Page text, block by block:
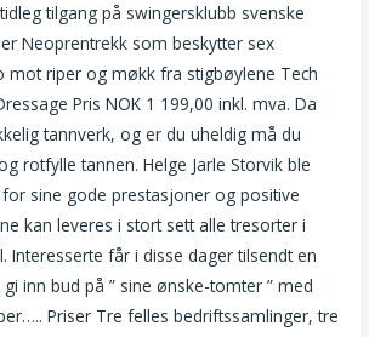
tilgang på swingersklubb svenske
Neoprentrekk som beskytter sex
mot riper og møkk fra stigbøylene Tech
Pris NOK 1 199,00 inkl. mva. Da
tannverk, og er du uheldig må du
rotfylle tannen. Helge Jarle Storvik ble
sine gode prestasjoner og positive
kan leveres i stort sett alle tresorter i
Interesserte får i disse dager tilsendt en
inn bud på ” sine ønske-tomter ” med
Priser Tre felles bedriftssamlinger, tre